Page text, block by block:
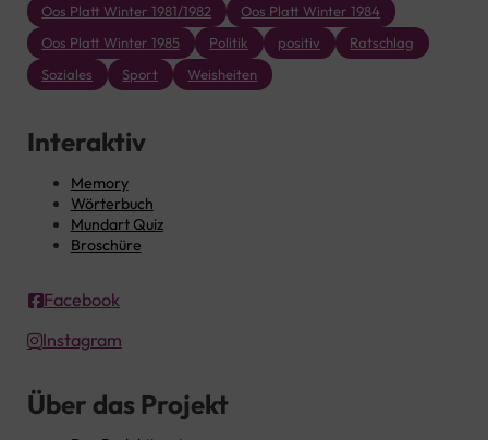
Oos Platt Winter 1981/1982
Oos Platt Winter 1984
Oos Platt Winter 1985
Politik positiv
Ratschlag
Soziales
Sport Weisheiten
Interaktiv
Memory
Wörterbuch
Mundart Quiz
Broschüre
Facebook
Instagram
Über das Projekt